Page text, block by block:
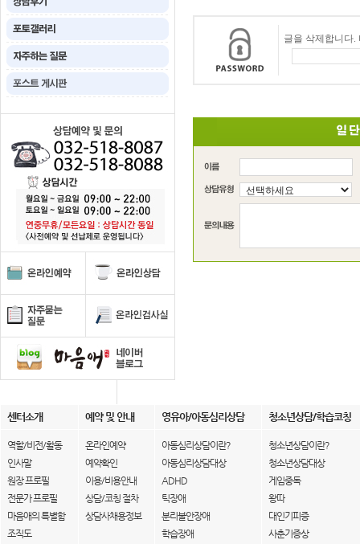
글을 삭제합니다.
센터소개 예약 및 안내 영유아/아동심리상담 청소년상담/학습코칭
역할/비전/활동
인사말
원장 프로필
전문가 프로필
마음애의 특별함
조직도
온라인예약
예약확인
이용/비용안내
상담/코칭 절차
상담사채용정보
아동심리상담이란?
아동심리상담대상
ADHD
틱장애
분리불안장애
학습장애
청소년상담이란?
청소년상담대상
게임중독
왕따
대인기피증
사춘기증상